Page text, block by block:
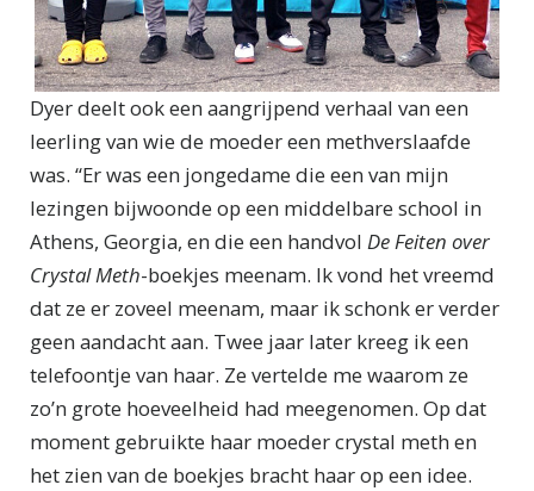
Dyer deelt ook een aangrijpend verhaal van een
leerling van wie de moeder een methverslaafde
was. “Er was een jongedame die een van mijn
lezingen bijwoonde op een middelbare school in
Athens, Georgia, en die een handvol De Feiten over
Crystal Meth-boekjes meenam. Ik vond het vreemd
dat ze er zoveel meenam, maar ik schonk er verder
geen aandacht aan. Twee jaar later kreeg ik een
telefoontje van haar. Ze vertelde me waarom ze
zo’n grote hoeveelheid had meegenomen. Op dat
moment gebruikte haar moeder crystal meth en
het zien van de boekjes bracht haar op een idee.